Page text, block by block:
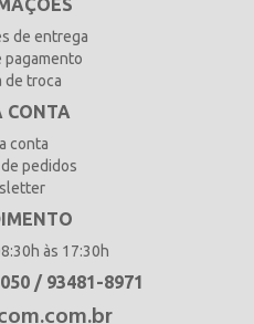
de entrega
pagamento
de troca
CONTA
conta
pedidos
às 17:30h
/ 93481-8971